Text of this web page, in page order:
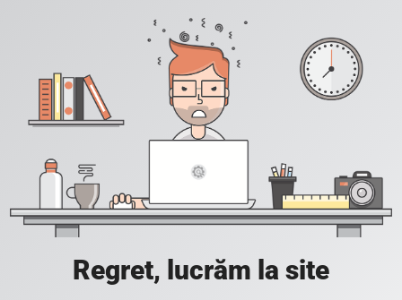
Regret, lucrăm la site